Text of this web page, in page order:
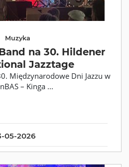
05-2026
Muzyka
na 30. Hildener
Jazztage
Międzynarodowe Dni Jazzu w
– Kinga ...